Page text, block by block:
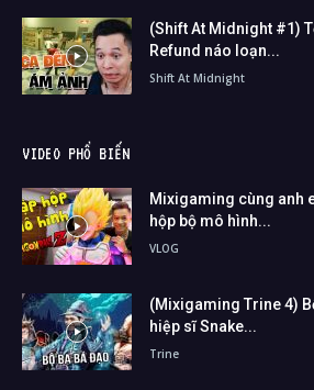
(Shift At Midnight #1)
Refund náo loạn...
Shift At Midnight
VIDEO PHỔ BIẾN
Mixigaming cùng anh
hộp bộ mô hình...
VLOG
(Mixigaming Trine 4)
hiệp sĩ Snake...
Trine